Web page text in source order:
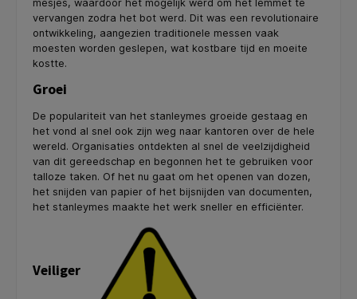
mesjes, waardoor het mogelijk werd om het lemmet te
vervangen zodra het bot werd. Dit was een revolutionaire
ontwikkeling, aangezien traditionele messen vaak
moesten worden geslepen, wat kostbare tijd en moeite
kostte.
Groei
De populariteit van het stanleymes groeide gestaag en
het vond al snel ook zijn weg naar kantoren over de hele
wereld. Organisaties ontdekten al snel de veelzijdigheid
van dit gereedschap en begonnen het te gebruiken voor
talloze taken. Of het nu gaat om het openen van dozen,
het snijden van papier of het bijsnijden van documenten,
het stanleymes maakte het werk sneller en efficiënter.
Veiliger